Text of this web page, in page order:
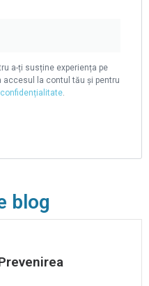
a-ți susține experiența pe
la contul tău și pentru
.
blog